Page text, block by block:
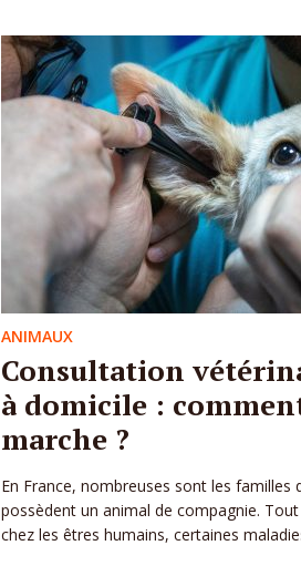
ANIMAUX
Consultation
à domicile :
marche ?
En France, nombreuses sont les familles
possèdent un animal de compagnie.
chez les êtres humains, certaines